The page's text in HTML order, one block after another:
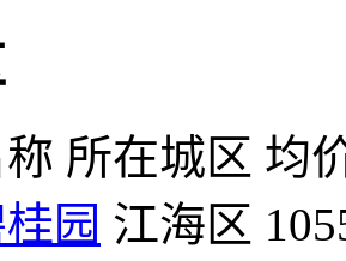
所在城区 均
园 江海区